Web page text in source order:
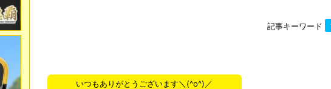
記事キーワード
いつもありがとうございます＼(^o^)／